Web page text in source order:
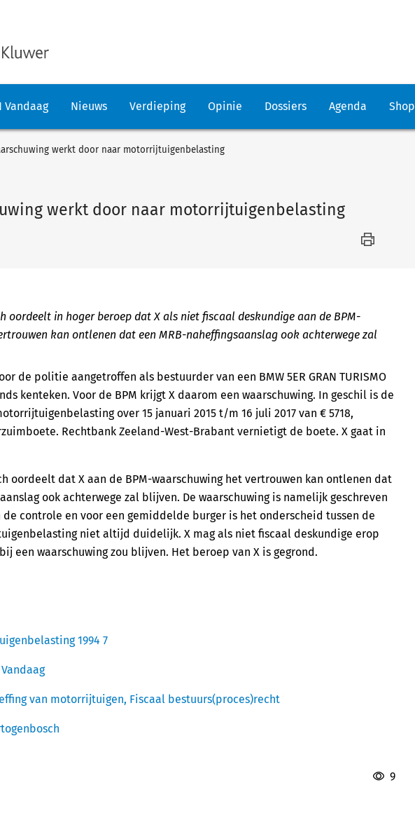
Vandaag Nieuws Verdieping Opinie Dossiers Agenda Shop
werkt door naar motorrijtuigenbelasting
werkt door naar motorrijtuigenbelasting
oordeelt in hoger beroep dat X als niet fiscaal deskundige aan de BPM-
kan ontlenen dat een MRB-naheffingsaanslag ook achterwege zal
de politie aangetroffen als bestuurder van een BMW 5ER GRAN TURISMO
kenteken. Voor de BPM krijgt X daarom een waarschuwing. In geschil is de
over 15 januari 2015 t/m 16 juli 2017 van € 5718,
Rechtbank Zeeland-West-Brabant vernietigt de boete. X gaat in
oordeelt dat X aan de BPM-waarschuwing het vertrouwen kan ontlenen dat
ook achterwege zal blijven. De waarschuwing is namelijk geschreven
controle en voor een gemiddelde burger is het onderscheid tussen de
niet altijd duidelijk. X mag als niet fiscaal deskundige erop
een waarschuwing zou blijven. Het beroep van X is gegrond.
1994 7
van motorrijtuigen, Fiscaal bestuurs(proces)recht
9